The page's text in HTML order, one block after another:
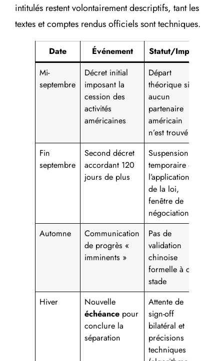
intitulés restent volontairement descriptifs, tant les
textes et comptes rendus officiels sont techniques.
Date Événement
Statut/Impact
Mi-
septembre
Décret initial
imposant la
cession des
activités
américaines
Départ
théorique si
aucun
partenaire
américain
n’est trouvé
Fin
septembre
Second décret
accordant 120
jours de plus
Suspension
temporaire de
l’application
de la loi,
fenêtre de
négociation
Automne
Communication
de progrès «
imminents »
Pas de
validation
chinoise
formelle à ce
stade
Hiver
Nouvelle
échéance pour
conclure la
séparation
Attente de
sign-off
bilatéral et
précisions
techniques